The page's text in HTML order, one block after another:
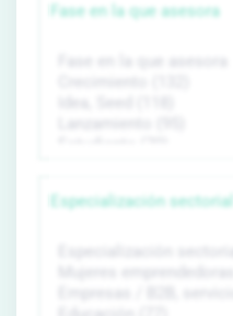
Fase en la que asesora
Especialización sectorial